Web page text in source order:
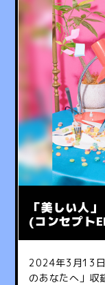
「美しい人
(コンセプト
2024年3月13日
のあなたへ」収